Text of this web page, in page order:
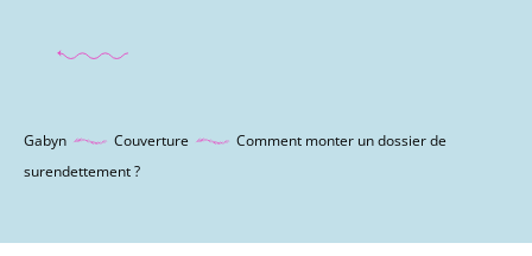
Gabyn Couverture
Comment monter un dossier de
surendettement ?